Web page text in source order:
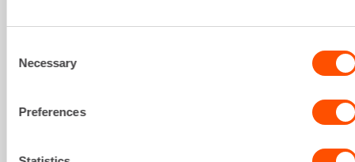
Selection
Necessary
PreferencesRAKENNUSAIKAINEN